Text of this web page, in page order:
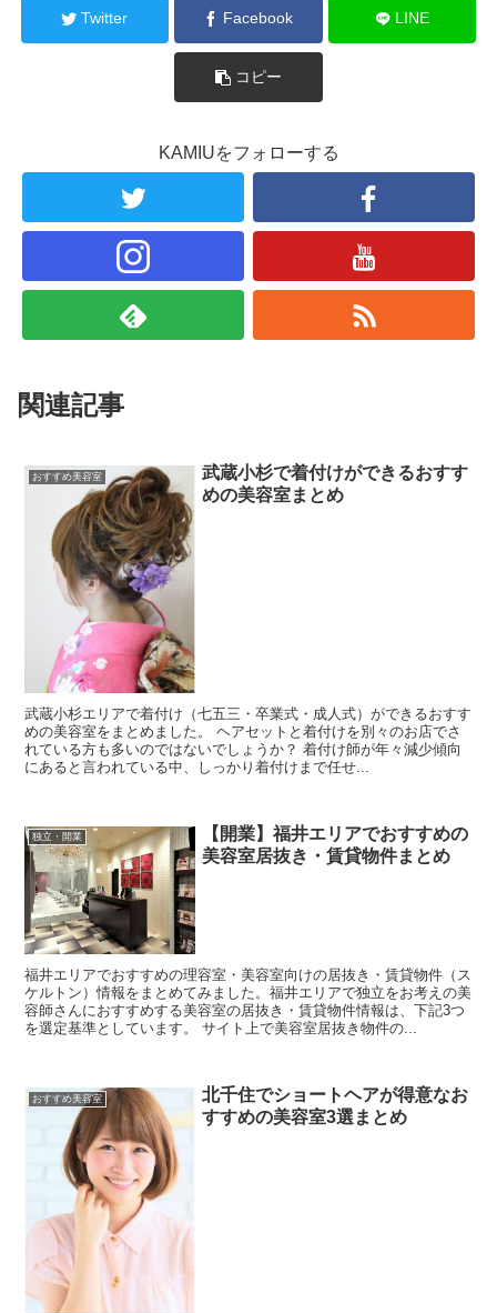
Twitter Facebook LINE
コピー
KAMIUをフォローする
関連記事
おすすめ美容室
武蔵小杉で着付けができるおすす
めの美容室まとめ
武蔵小杉エリアで着付け（七五三・卒業式・成人式）ができるおすす
めの美容室をまとめました。 ヘアセットと着付けを別々のお店でさ
れている方も多いのではないでしょうか？ 着付け師が年々減少傾向
にあると言われている中、しっかり着付けまで任せ...
独立・開業
【開業】福井エリアでおすすめの
美容室居抜き・賃貸物件まとめ
福井エリアでおすすめの理容室・美容室向けの居抜き・賃貸物件（ス
ケルトン）情報をまとめてみました。福井エリアで独立をお考えの美
容師さんにおすすめする美容室の居抜き・賃貸物件情報は、下記3つ
を選定基準としています。 サイト上で美容室居抜き物件の...
おすすめ美容室
北千住でショートヘアが得意なお
すすめの美容室3選まとめ